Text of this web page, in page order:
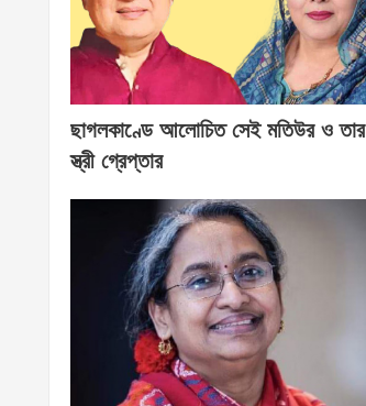
ছাগলকাণ্ডে আলোচিত সেই মতিউর ও তার
স্ত্রী গ্রেপ্তার